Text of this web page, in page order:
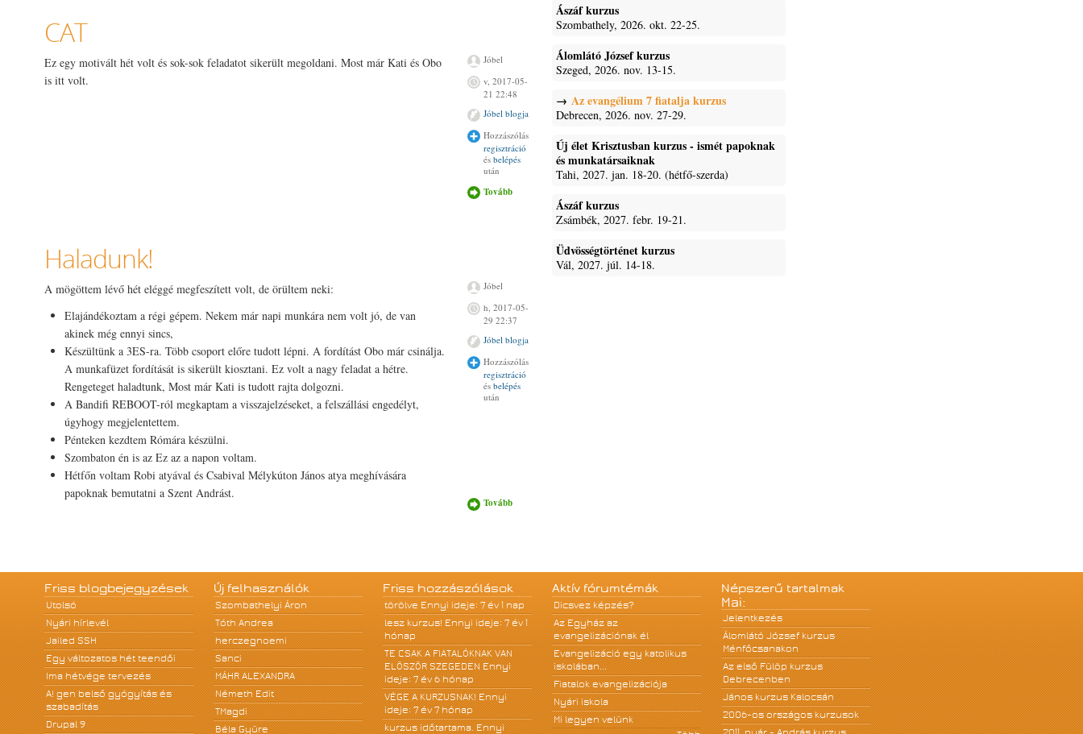
CAT
Ez egy motivált hét volt és sok-sok feladatot sikerült megoldani. Most már Kati és Obo
is itt volt.
Jóbel
v, 2017-05-
21 22:48
Tovább
tartalommal
kapcsolatosan
Jóbel blogja
Hozzászólás
regisztráció
és belépés
után
Haladunk!
A mögöttem lévő hét eléggé megfeszített volt, de örültem neki:
Elajándékoztam a régi gépem. Nekem már napi munkára nem volt jó, de van
akinek még ennyi sincs,
Készültünk a 3ES-ra. Több csoport előre tudott lépni. A fordítást Obo már csinálja.
A munkafüzet fordítását is sikerült kiosztani. Ez volt a nagy feladat a hétre.
Rengeteget haladtunk, Most már Kati is tudott rajta dolgozni.
A Bandifi REBOOT-ról megkaptam a visszajelzéseket, a felszállási engedélyt,
úgyhogy megjelentettem.
Pénteken kezdtem Rómára készülni.
Szombaton én is az Ez az a napon voltam.
Hétfőn voltam Robi atyával és Csabival Mélykúton János atya meghívására
papoknak bemutatni a Szent Andrást.
Jóbel
h, 2017-05-
29 22:37
Tovább
Jóbel blogja
Hozzászólás
regisztráció
és belépés
után
Ászáf kurzus
Szombathely, 2026. okt. 22-25.
Álomlátó József kurzus
Szeged, 2026. nov. 13-15.
Az evangélium 7 fiatalja kurzus
Debrecen, 2026. nov. 27-29.
Új élet Krisztusban kurzus - ismét papoknak
és munkatársaiknak
Tahi, 2027. jan. 18-20. (hétfő-szerda)
Ászáf kurzus
Zsámbék, 2027. febr. 19-21.
Üdvösségtörténet kurzus
Vál, 2027. júl. 14-18.
Friss blogbejegyzések
Utolsó
Nyári hírlevél
Jailed SSH
Egy változatos hét teendői
Ima hétvége tervezés
A! gen belső gyógyítás és
szabadítás
Drupal 9
Új felhasználók
Szombathelyi Áron
Tóth Andrea
herczegnoemi
Sanci
MÁHR ALEXANDRA
Németh Edit
TMagdi
Béla Gyüre
Friss hozzászólások
törölve Ennyi ideje: 7 év 1 nap
lesz kurzus! Ennyi ideje: 7 év 1
hónap
TE CSAK A FIATALÓKNAK VAN
ELÖSZÖR SZEGEDEN Ennyi
ideje: 7 év 6 hónap
VÉGE A KURZUSNAK! Ennyi
ideje: 7 év 7 hónap
kurzus időtartama. Ennyi
Aktív fórumtémák
Dicsvez képzés?
Az Egyház az
evangelizációnak él
Evangelizáció egy katolikus
iskolában...
Fiatalok evangelizációja
Nyári iskola
Mi legyen velünk
Népszerű tartalmak
Mai:
Jelentkezés
Álomlátó József kurzus
Ménfőcsanakon
Az első Fülöp kurzus
Debrecenben
János kurzus Kalocsán
2006-os országos kurzusok